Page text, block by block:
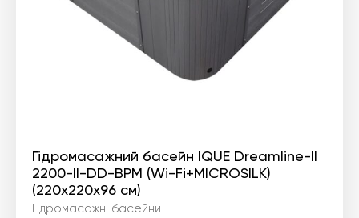
Гідромасажний басейн IQUE Dreamline-II
2200-II-DD-BPM (Wi-Fi+MICROSILK)
(220х220х96 см)
Гідромасажні басейни